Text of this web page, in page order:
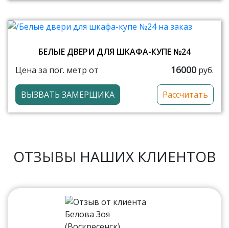
БЕЛЫЕ ДВЕРИ ДЛЯ ШКАФА-КУПЕ №24
Цена за пог. метр от
16000 руб.
ВЫЗВАТЬ ЗАМЕРЩИКА Рассчитать
ОТЗЫВЫ НАШИХ КЛИЕНТОВ